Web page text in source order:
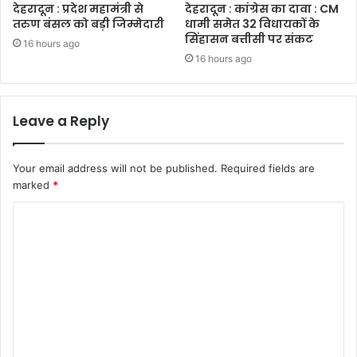
देहरादून : प्रदेश महामंत्री से
तरुण बंसल को बड़ी जिम्मेदारी
16 hours ago
देहरादून : कांग्रेस का दावा : CM
धामी समेत 32 विधायकों के
सिंहासन बत्तीसी पर संकट
16 hours ago
Leave a Reply
Your email address will not be published. Required fields are
marked *